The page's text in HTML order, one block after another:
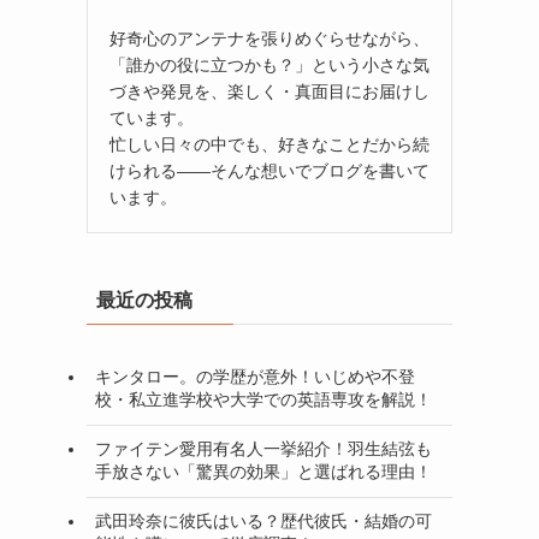
好奇心のアンテナを張りめぐらせながら、
「誰かの役に立つかも？」という小さな気
づきや発見を、楽しく・真面目にお届けし
ています。
忙しい日々の中でも、好きなことだから続
けられる——そんな想いでブログを書いて
います。
最近の投稿
キンタロー。の学歴が意外！いじめや不登
校・私立進学校や大学での英語専攻を解説！
ファイテン愛用有名人一挙紹介！羽生結弦も
手放さない「驚異の効果」と選ばれる理由！
武田玲奈に彼氏はいる？歴代彼氏・結婚の可